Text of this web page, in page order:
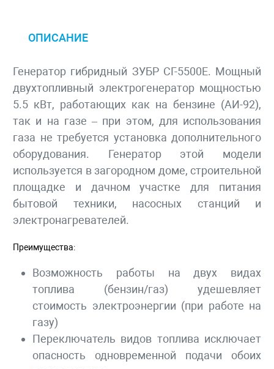
ОПИСАНИЕ
Генератор гибридный ЗУБР СГ-5500Е. Мощный
двухтопливный электрогенератор мощностью
5.5 кВт, работающих как на бензине (АИ-92),
так и на газе – при этом, для использования
газа не требуется установка дополнительного
оборудования. Генератор этой модели
используется в загородном доме, строительной
площадке и дачном участке для питания
бытовой техники, насосных станций и
электронагревателей.
Преимущества:
Возможность работы на двух видах
топлива (бензин/газ) удешевляет
стоимость электроэнергии (при работе на
газу)
Переключатель видов топлива исключает
опасность одновременной подачи обоих